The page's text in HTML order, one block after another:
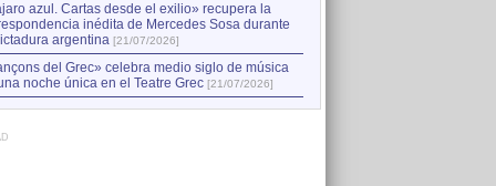
azul. Cartas desde el exilio» recupera la
inédita de Mercedes Sosa durante
argentina [21/07/2026]
del Grec» celebra medio siglo de música
noche única en el Teatre Grec [21/07/2026]